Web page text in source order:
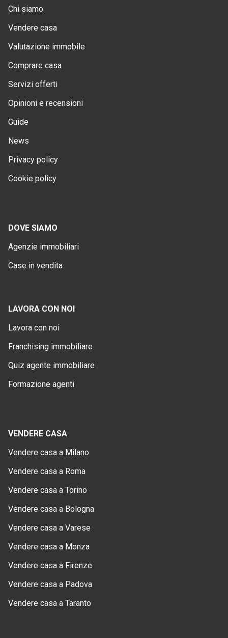
Chi siamo
Vendere casa
Valutazione immobile
Comprare casa
Servizi offerti
Opinioni e recensioni
Guide
News
Privacy policy
Cookie policy
DOVE SIAMO
Agenzie immobiliari
Case in vendita
LAVORA CON NOI
Lavora con noi
Franchising immobiliare
Quiz agente immobiliare
Formazione agenti
VENDERE CASA
Vendere casa a Milano
Vendere casa a Roma
Vendere casa a Torino
Vendere casa a Bologna
Vendere casa a Varese
Vendere casa a Monza
Vendere casa a Firenze
Vendere casa a Padova
Vendere casa a Taranto